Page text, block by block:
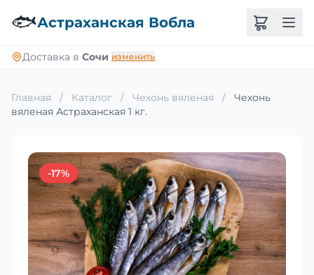
🐟Астраханская Вобла
Доставка в Сочи изменить
Главная / Каталог / Чехонь вяленая /
Чехонь
вяленая Астраханская 1 кг.
-17%